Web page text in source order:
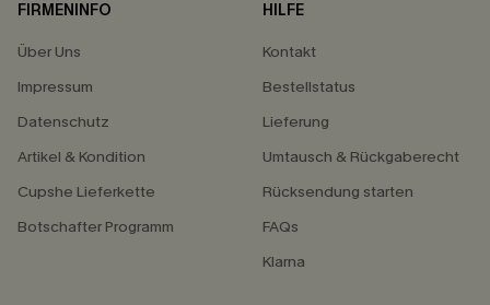
FIRMENINFO
Über Uns
Impressum
Datenschutz
Artikel & Kondition
Cupshe Lieferkette
Botschafter Programm
HILFE
Kontakt
Bestellstatus
Lieferung
Umtausch & Rückgaberecht
Rücksendung starten
FAQs
Klarna